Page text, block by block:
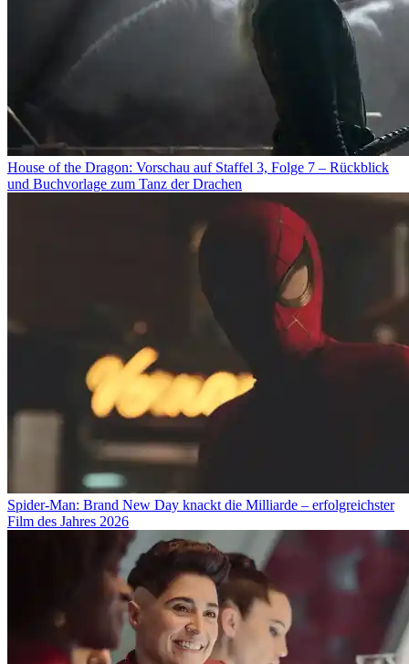
House of the Dragon: Vorschau auf Staffel 3, Folge 7 – Rückblick
und Buchvorlage zum Tanz der Drachen
Spider-Man: Brand New Day knackt die Milliarde – erfolgreichster
Film des Jahres 2026